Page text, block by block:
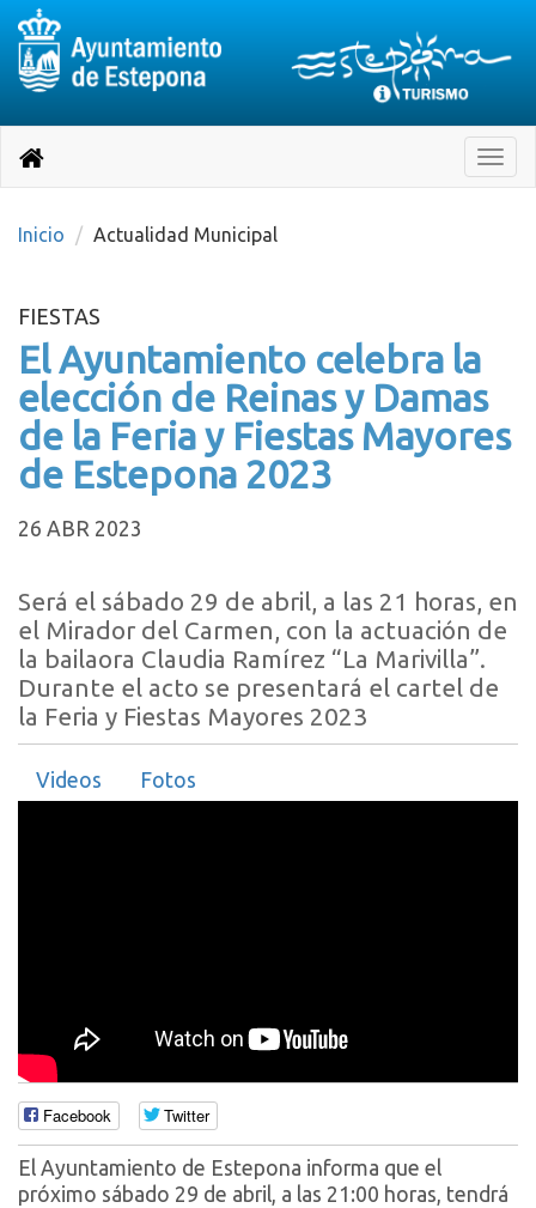
página
Toggle
Destino:
Volver
inicio
Inicio Actualidad Municipal
FIESTAS
El Ayuntamiento celebra la
elección de Reinas y Damas
de la Feria y Fiestas Mayores
de Estepona 2023
26 ABR 2023
Será el sábado 29 de abril, a las 21 horas, en
el Mirador del Carmen, con la actuación de
la bailaora Claudia Ramírez “La Marivilla”.
Durante el acto se presentará el cartel de
la Feria y Fiestas Mayores 2023
Videos Fotos
Facebook Twitter
El Ayuntamiento de Estepona informa que el
próximo sábado 29 de abril, a las 21:00 horas, tendrá